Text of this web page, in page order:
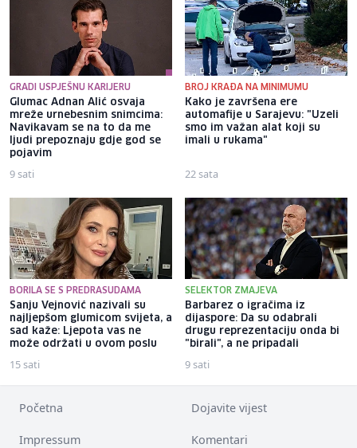
GRADI USPJEŠNU KARIJERU
Glumac Adnan Alić osvaja
mreže urnebesnim snimcima:
Navikavam se na to da me
ljudi prepoznaju gdje god se
pojavim
9 sati
BROJ KRAĐA NA MINIMUMU
Kako je završena ere
automafije u Sarajevu: "Uzeli
smo im važan alat koji su
imali u rukama"
22 sata
BORILA SE S PREDRASUDAMA
Sanju Vejnović nazivali su
najljepšom glumicom svijeta, a
sad kaže: Ljepota vas ne
može održati u ovom poslu
15 sati
SELEKTOR ZMAJEVA
Barbarez o igračima iz
dijaspore: Da su odabrali
drugu reprezentaciju onda bi
"birali", a ne pripadali
9 sati
Početna Dojavite vijest
Impressum Komentari